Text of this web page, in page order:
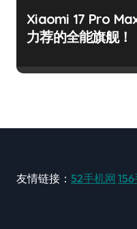
Xiaomi 17 Pro
力荐的全能旗舰！
友情链接： 52手机网